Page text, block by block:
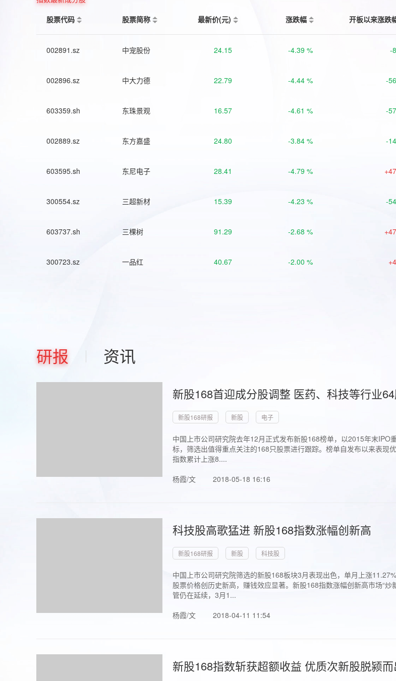
股票代码
股票简称 最新价(元) 涨跌幅 开板以来涨跌
002891.sz 中宠股份 24.15 -4.39 % -
002896.sz 中大力德 22.79 -4.44 % -
603359.sh 东珠景观 16.57 -4.61 % -
002889.sz 东方嘉盛 24.80 -3.84 % -
603595.sh 东尼电子 28.41 -4.79 %
300554.sz 三超新材 15.39 -4.23 % -
603737.sh 三棵树 91.29 -2.68 %
300723.sz 一品红 40.67 -2.00 %
研报 资讯
新股168首迎成分股调整 医药、科技等行业
新股168研报 新股 电子
中国上市公司研究院去年12月正式发布新股168榜单，以2015年末
标，筛选出值得重点关注的168只股票进行跟踪。榜单自发布以来表
指数累计上涨8....
杨霞/文
2018-05-18 16:16
科技股高歌猛进 新股168指数涨幅创新高
新股168研报 新股 科技股
中国上市公司研究院筛选的新股168板块3月表现出色，单月上涨
股票价格创历史新高，赚钱效应显著。新股168指数涨幅创新高市场“
管仍在延续，3月1...
杨霞/文
2018-04-11 11:54
新股168指数斩获超额收益 优质次新股脱颍而